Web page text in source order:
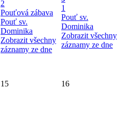
2
Pouťová zábava
Pouť sv.
Dominika
Zobrazit všechny
záznamy ze dne
1
Pouť sv.
Dominika
Zobrazit všechny
záznamy ze dne
15 16